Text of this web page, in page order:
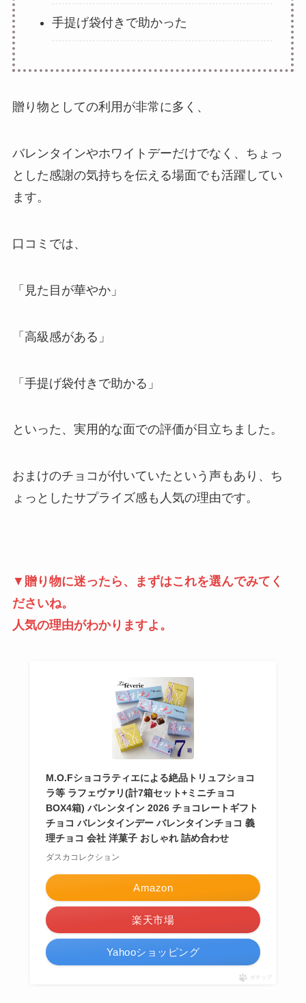
手提げ袋付きで助かった
贈り物としての利用が非常に多く、
バレンタインやホワイトデーだけでなく、ちょっ
とした感謝の気持ちを伝える場面でも活躍してい
ます。
口コミでは、
「見た目が華やか」
「高級感がある」
「手提げ袋付きで助かる」
といった、実用的な面での評価が目立ちました。
おまけのチョコが付いていたという声もあり、ち
ょっとしたサプライズ感も人気の理由です。
▼ 贈り物に迷ったら、まずはこれを選んでみてく
ださいね。
人気の理由がわかりますよ。
M.O.Fショコラティエによる絶品トリュフショコ
ラ等 ラフェヴァリ(計7箱セット+ミニチョコ
BOX4箱) バレンタイン 2026 チョコレートギフト
チョコ バレンタインデー バレンタインチョコ 義
理チョコ 会社 洋菓子 おしゃれ 詰め合わせ
ダスカコレクション
Amazon
楽天市場
Yahooショッピング
ポチップ